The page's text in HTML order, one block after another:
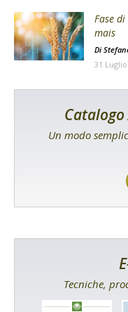
Fase
mais
Di
31
Un modo
Tecniche,